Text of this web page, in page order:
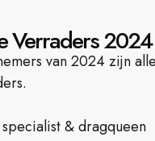
Verraders 2024
van 2024 zijn
& dragqueen